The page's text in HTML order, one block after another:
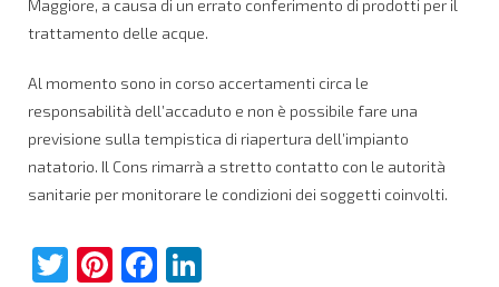
Maggiore, a causa di un errato conferimento di prodotti per il
trattamento delle acque.
Al momento sono in corso accertamenti circa le
responsabilità dell’accaduto e non è possibile fare una
previsione sulla tempistica di riapertura dell’impianto
natatorio. Il Cons rimarrà a stretto contatto con le autorità
sanitarie per monitorare le condizioni dei soggetti coinvolti.
Twitter
Pinterest
Facebook